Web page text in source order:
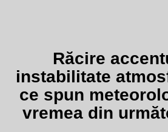
Răcire
instabilitate
ce spun
vremea din